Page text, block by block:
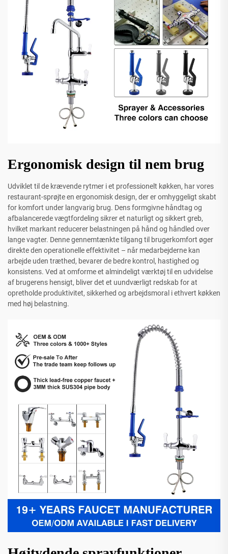
Ergonomisk design til nem brug
Udviklet til de krævende rytmer i et professionelt køkken, har vores
restaurant-sprøjte en ergonomisk design, der er omhyggeligt skabt
for komfort under langvarig brug. Dens formgivne håndtag og
afbalancerede vægtfordeling sikrer et naturligt og sikkert greb,
hvilket markant reducerer belastningen på hånd og håndled over
lange vagter. Denne gennemtænkte tilgang til brugerkomfort øger
direkte den operationelle effektivitet – når medarbejderne kan
arbejde uden træthed, bevarer de bedre kontrol, hastighed og
konsistens. Ved at omforme et almindeligt værktøj til en udvidelse
af brugerens hensigt, bliver det et uundværligt redskab for at
opretholde produktivitet, sikkerhed og arbejdsmoral i ethvert køkken
med høj belastning.